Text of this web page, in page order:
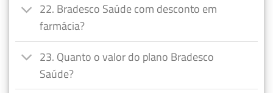
22. Bradesco Saúde com desconto em
farmácia?
23. Quanto o valor do plano Bradesco
Saúde?